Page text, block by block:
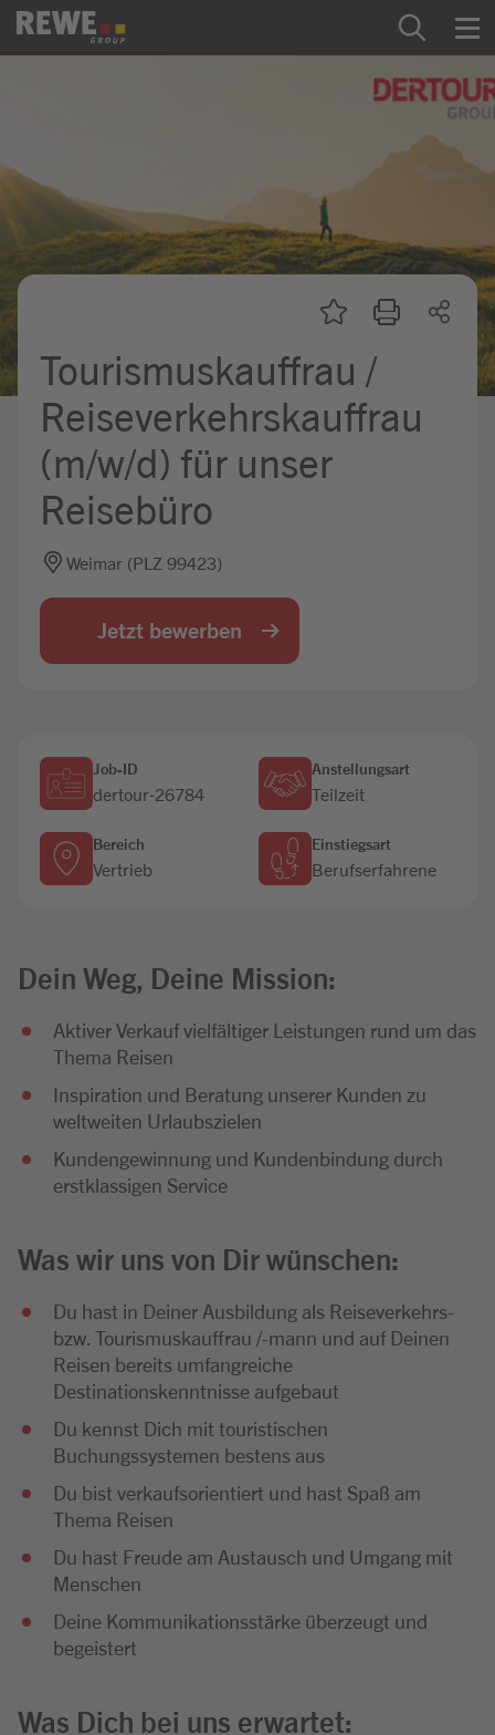
Zum Inhalt springen
REWE Group als Arbeitgeber
Ausbildung & Studium
Praktikum & Werkstudium
Mein Kandidat:innenprofil
Jobbörse
Tourismuskauffrau /
Reiseverkehrskauffrau
(m/w/d) für unser
Reisebüro
Weimar (PLZ 99423)
Jetzt bewerben
Job-ID
dertour-26784
Anstellungsart
Teilzeit
Bereich
Vertrieb
Einstiegsart
Berufserfahrene
Dein Weg, Deine Mission:
Aktiver Verkauf vielfältiger Leistungen rund um das
Thema Reisen
Inspiration und Beratung unserer Kunden zu
weltweiten Urlaubszielen
Kundengewinnung und Kundenbindung durch
erstklassigen Service
Was wir uns von Dir wünschen:
Du hast in Deiner Ausbildung als Reiseverkehrs-
bzw. Tourismuskauffrau /-mann und auf Deinen
Reisen bereits umfangreiche
Destinationskenntnisse aufgebaut
Du kennst Dich mit touristischen
Buchungssystemen bestens aus
Du bist verkaufsorientiert und hast Spaß am
Thema Reisen
Du hast Freude am Austausch und Umgang mit
Menschen
Deine Kommunikationsstärke überzeugt und
begeistert
Was Dich bei uns erwartet: